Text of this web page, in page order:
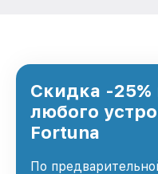
Скидка -25%
любого
Fortuna
По